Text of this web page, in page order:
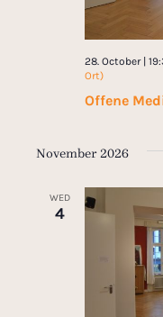
Offene
28. October |
Ort)
November 2026
WED
4